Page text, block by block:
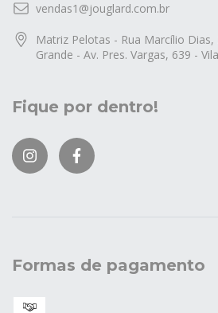
vendas1@jouglard.com.br
Matriz Pelotas - Rua Marcílio
Grande - Av. Pres. Vargas, 639 -
Fique por dentro!
Formas de pagamento